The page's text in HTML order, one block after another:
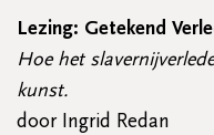
Lezing: Getekend
Hoe het
kunst.
door Ingrid Redan